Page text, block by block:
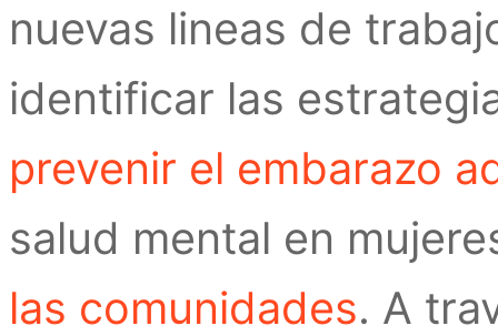
nuevas lineas de
identificar las
prevenir el embarazo
salud mental en
las comunidades. A